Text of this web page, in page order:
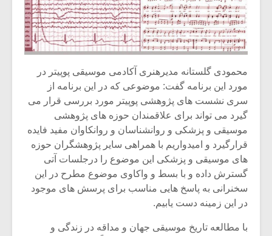
محمودی گلستانه مدیرهنری آکادمی موسیقی پوپیتر در
مورد این برنامه گفت: موضوعی که در این برنامه از
سری نشست های پژوهشی پوپیتر مورد بررسی قرار می
گیرد می تواند برای علاقمندان حوزه های پژوهشی
موسیقی و پزشکی و روانشناسان و روانکاوان مفید فایده
قرارگیرد و امیدواریم با همراهی سایر پژوهشگران حوزه
های موسیقی و پزشکی این موضوع را درجلسات آتی
گسترش داده و با بسط و واکاوی موضوع مطرح در این
سخنرانی به پاسخ هایی مناسب برای پرسش های موجود
در این زمینه دست یابیم.
با مطالعه تاریخ موسیقی جهان و مداقه در زندگی و